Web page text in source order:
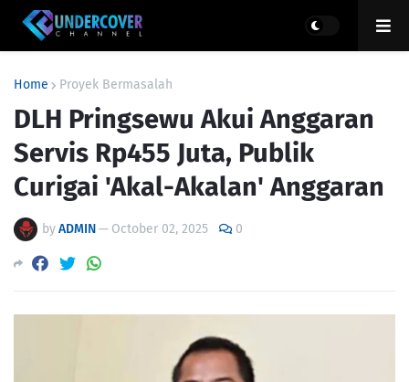
Home Proyek Bermasalah
DLH Pringsewu Akui Anggaran
Servis Rp455 Juta, Publik
Curigai 'Akal-Akalan' Anggaran
byADMIN— October 02, 2025 0